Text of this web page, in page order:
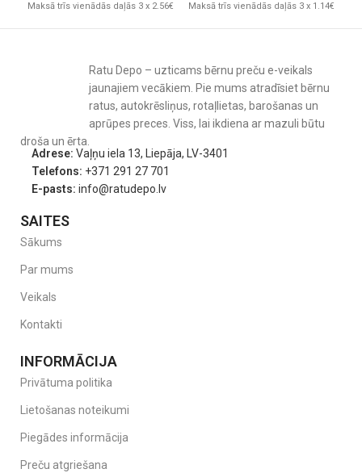
Maksā trīs vienādās daļās 3 x 2.56€ Maksā trīs vienādās daļās 3 x 1.14€
Ratu Depo – uzticams bērnu preču e-veikals
jaunajiem vecākiem. Pie mums atradīsiet bērnu
ratus, autokrēsliņus, rotaļlietas, barošanas un
aprūpes preces. Viss, lai ikdiena ar mazuli būtu
droša un ērta.
Adrese: Vaļņu iela 13, Liepāja, LV-3401
Telefons: +371 291 27 701
E-pasts: info@ratudepo.lv
SAITES
Sākums
Par mums
Veikals
Kontakti
INFORMĀCIJA
Privātuma politika
Lietošanas noteikumi
Piegādes informācija
Preču atgriešana